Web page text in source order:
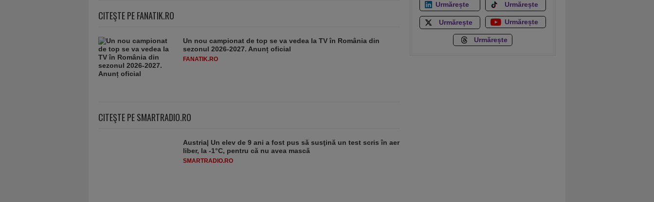
CITEŞTE PE FANATIK.RO
Un nou campionat de top se va vedea la TV în România din
sezonul 2026-2027. Anunț oficial
FANATIK.RO
CITEŞTE PE SMARTRADIO.RO
Austria| Un elev de 9 ani a fost pus să susţină un test scris în aer
liber, la -1°C, pentru că nu avea mască
SMARTRADIO.RO
Urmărește Urmărește
Urmărește Urmărește
Urmărește